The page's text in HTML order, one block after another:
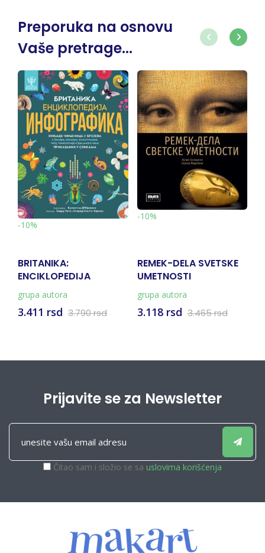
Preporuka na osnovu
Vaše pretrage...
-10%
BRITANIKA:
ENCIKLOPEDIJA
INFOGRAFIKA
grupa autora
3.411 rsd 3.790 rsd
-10%
REMEK-DELA SVETSKE
UMETNOSTI
grupa autora
3.118 rsd 3.465 rsd
Prijavite se za Newsletter
Čitao sam i složio se sa uslovima korišćenja